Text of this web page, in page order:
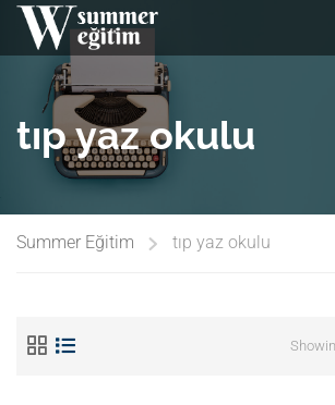
tıp yaz okulu
Summer Eğitim tıp yaz okulu